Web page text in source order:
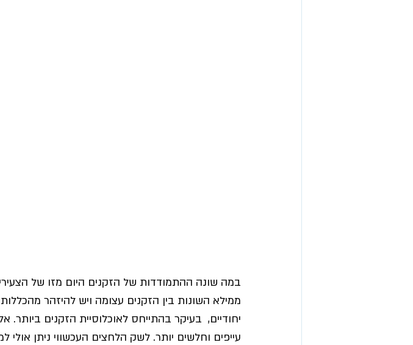
במה שונה ההתמודדות של הזקנים היום מזו של
ממילא השונות בין הזקנים עצומה ויש להיזהר
יחודיים,  בעיקר בהתייחס לאוכלוסיית הזקנים
עייפים וחלשים יותר. לשק הלחצים העכשווי ניתן